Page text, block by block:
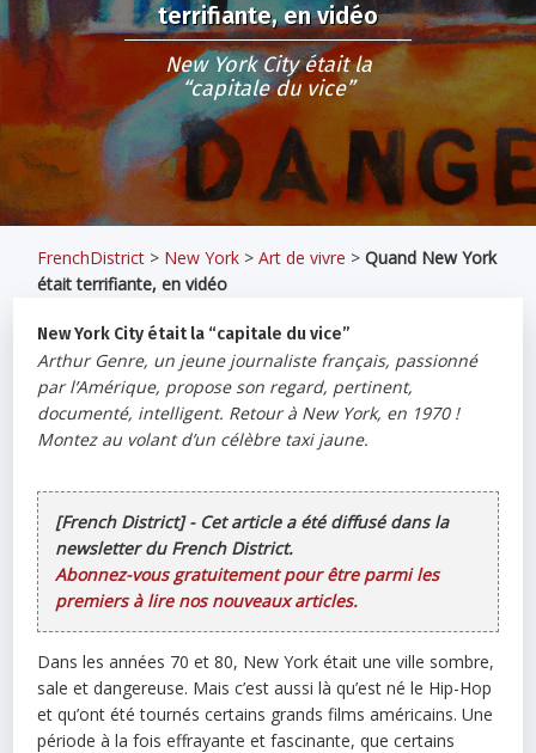
terrifiante, en vidéo
New York City était la
“capitale du vice”
FrenchDistrict > New York >Art de vivre >Quand New York
était terrifiante, en vidéo
New York City était la “capitale du vice”
Arthur Genre, un jeune journaliste français, passionné
par l’Amérique, propose son regard, pertinent,
documenté, intelligent. Retour à New York, en 1970 !
Montez au volant d’un célèbre taxi jaune.
[French District] - Cet article a été diffusé dans la
newsletter du French District.
Abonnez-vous gratuitement pour être parmi les
premiers à lire nos nouveaux articles.
Dans les années 70 et 80, New York était une ville sombre,
sale et dangereuse. Mais c’est aussi là qu’est né le Hip-Hop
et qu’ont été tournés certains grands films américains. Une
période à la fois effrayante et fascinante, que certains